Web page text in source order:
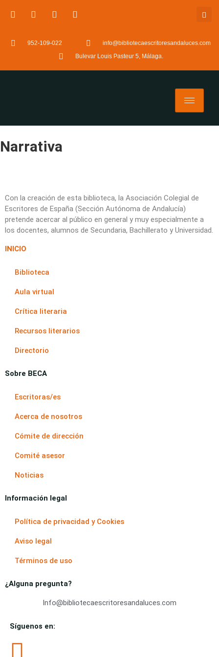
952-109-022
info@bibliotecaescritoresandaluces.com
Bulevar Louis Pasteur 5, Málaga.
Narrativa
Con la creación de esta biblioteca, la Asociación Colegial de
Escritores de España (Sección Autónoma de Andalucía)
pretende acercar al público en general y muy especialmente a
los docentes, alumnos de Secundaria, Bachillerato y Universidad.
INICIO
Biblioteca
Aula virtual
Crítica literaria
Recursos literarios
Directorio
Sobre BECA
Escritoras/es
Acerca de nosotros
Cómite de dirección
Comité asesor
Noticias
Información legal
Política de privacidad y Cookies
Aviso legal
Términos de uso
¿Alguna pregunta?
Info@bibliotecaescritoresandaluces.com
Síguenos en: